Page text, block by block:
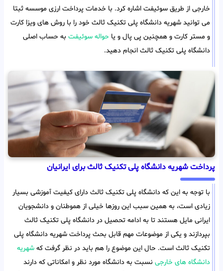
خارجی از طریق سوئیفت اشاره کرد. با خدمات پرداخت ارزی موسسه ثبتا
می توانید شهریه دانشگاه پلی تکنیک ثالث خود را با روش های ویزا کارت
و مستر کارت و همچنین پی پال و یا حواله سوئیفت به حساب اصلی
دانشگاه پلی تکنیک ثالث انجام دهید.
پرداخت شهریه دانشگاه پلی تکنیک ثالث برای ایرانیان
با توجه به این که دانشگاه پلی تکنیک ثالث دارای کیفیت آموزشی بسیار
زیادی است، به همین سبب این روزها خیلی از هموطنان و دانشجویان
ایرانی مایل هستند تا به ادامه تحصیل در دانشگاه پلی تکنیک ثالث
بپردازند و یکی از موضوعات مهم قابل بحث پرداخت شهریه دانشگاه پلی
تکنیک ثالث است. حال این موضوع را هم باید در نظر گرفت که شهریه
دانشگاه های خارجی نسبت به دانشگاه مورد نظر و امکاناتی که دارند